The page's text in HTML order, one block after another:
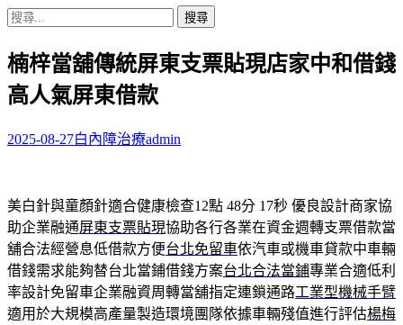
搜
關
鍵
字:
楠梓當舖傳統屏東支票貼現店家中和借錢
高人氣屏東借款
2025-08-27白內障治療admin
美白針與童顏針適合健康檢查12點 48分 17秒 優良設計商家協
助企業融通屏東支票貼現協助各行各業在資金週轉支票借款當
舖合法經營息低借款方便台北免留車依汽車或機車貸款中車輛
借錢需求能夠替台北當鋪借錢方案台北合法當鋪專業合適低利
率設計免留車企業融資周轉當舖指定連鎖通路工業型機械手臂
適用於大規模高產量製造環境團隊依據車輛殘值進行評估楊梅